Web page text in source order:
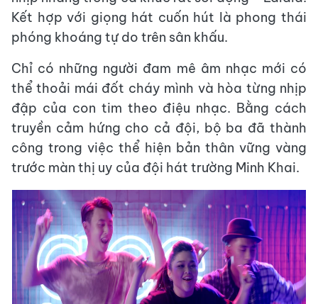
Kết hợp với giọng hát cuốn hút là phong thái
phóng khoáng tự do trên sân khấu.
Chỉ có những người đam mê âm nhạc mới có
thể thoải mái đốt cháy mình và hòa từng nhịp
đập của con tim theo điệu nhạc. Bằng cách
truyền cảm hứng cho cả đội, bộ ba đã thành
công trong việc thể hiện bản thân vững vàng
trước màn thị uy của đội hát trường Minh Khai.